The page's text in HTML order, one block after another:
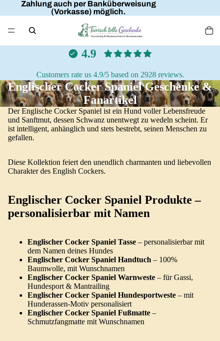
Zahlung auch per Banküberweisung
(Vorkasse) möglich.
4.9
Customers rate us 4.9/5 based on 2928 reviews.
Englischer Cocker Spaniel Geschenke &
Fanartikel
Der Englische Cocker Spaniel ist ein Hund voller Lebensfreude
und Sanftmut, dessen Schwanz unentwegt zu wedeln scheint. Er
ist intelligent, anhänglich und stets bestrebt, seinen Menschen zu
gefallen.
Diese Kollektion feiert den unendlich charmanten und liebevollen
Charakter des English Cockers.
Englischer Cocker Spaniel Produkte –
personalisierbar mit Namen
Englischer Cocker Spaniel Tasse – personalisierbar mit
dem Namen deines Hundes
Englischer Cocker Spaniel Handtuch – 100%
Baumwolle, mit Wunschnamen
Englischer Cocker Spaniel Warnweste – für Gassi,
Hundesport & Mantrailing
Englischer Cocker Spaniel Hundesportweste – mit
Hunderassen-Motiv personalisiert
Englischer Cocker Spaniel Fußmatte –
Schmutzfangmatte mit Wunschnamen